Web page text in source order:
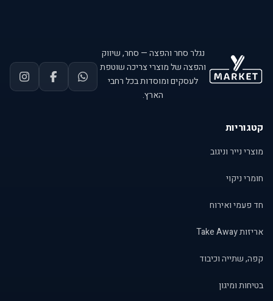
נגלר סחר והפצה — סחר, שיווק
והפצה של מוצרי צריכה שוטפת
לעסקים ומוסדות בכל רחבי
הארץ.
קטגוריות
מוצרי נייר וניגוב
חומרי ניקוי
חד פעמי ואירוח
אריזות Take Away
קפה, שתייה וכיבוד
בטיחות ומיגון